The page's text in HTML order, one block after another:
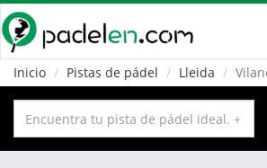
Inicio
Pistas de pádel Lleida